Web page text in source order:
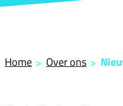
Home Over ons